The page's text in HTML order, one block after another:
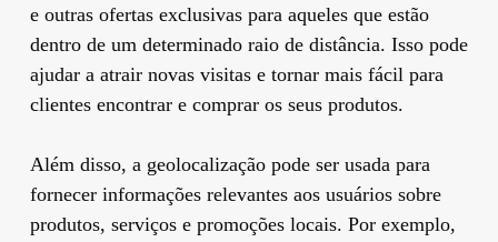
e outras ofertas exclusivas para aqueles que estão
dentro de um determinado raio de distância. Isso pode
ajudar a atrair novas visitas e tornar mais fácil para
clientes encontrar e comprar os seus produtos.
Além disso, a geolocalização pode ser usada para
fornecer informações relevantes aos usuários sobre
produtos, serviços e promoções locais. Por exemplo,